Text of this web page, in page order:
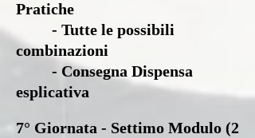
Pratiche
- Tutte le possibili
combinazioni
- Consegna Dispensa
esplicativa
7° Giornata - Settimo Modulo (2